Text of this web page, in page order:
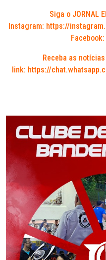
Siga o JORNAL
Instagram: https://
Receba as
link: https://